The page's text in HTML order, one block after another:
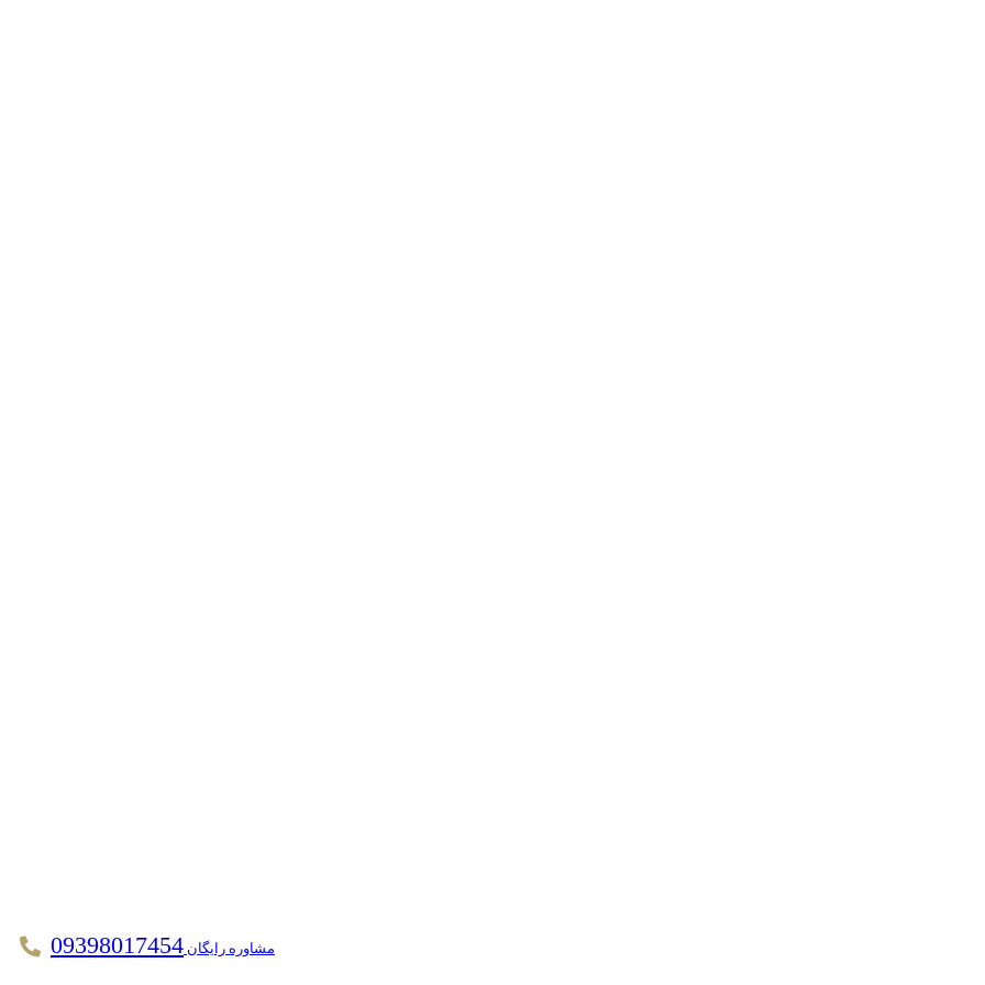
مشاوره رایگان 09398017454